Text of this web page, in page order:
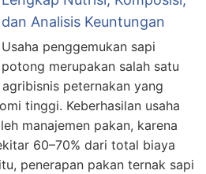
dan Analisis Keuntungan
Usaha penggemukan sapi
potong merupakan salah satu
peternakan yang
tinggi. Keberhasilan usaha
manajemen pakan, karena
60–70% dari total biaya
penerapan pakan ternak sapi